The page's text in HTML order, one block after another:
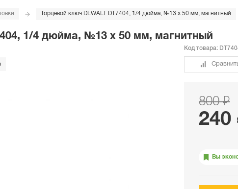
Торцевой ключ DEWALT DT7404, 1/4 дюйма, №13 x 50 мм, магнитный
1/4 дюйма, №13 x 50 мм, магнитный
Код товара:
800 ₽
240
Вы